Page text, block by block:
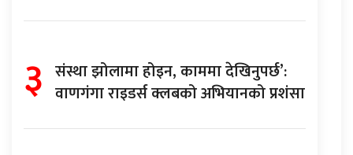
३ संस्था झोलामा होइन, काममा देखिनुपर्छ’:
वाणगंगा राइडर्स क्लबको अभियानको प्रशंसा